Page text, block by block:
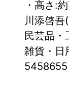
・高さ:
川添啓吾
民芸品・
雑貨・日
5458655